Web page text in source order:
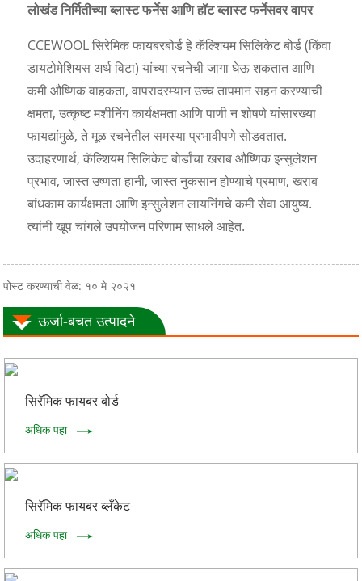
लोखंड निर्मितीच्या ब्लास्ट फर्नेस आणि हॉट ब्लास्ट फर्नेसवर वापर
CCEWOOL सिरेमिक फायबरबोर्ड हे कॅल्शियम सिलिकेट बोर्ड (किंवा
डायटोमेशियस अर्थ विटा) यांच्या रचनेची जागा घेऊ शकतात आणि
कमी औष्णिक वाहकता, वापरादरम्यान उच्च तापमान सहन करण्याची
क्षमता, उत्कृष्ट मशीनिंग कार्यक्षमता आणि पाणी न शोषणे यांसारख्या
फायद्यांमुळे, ते मूळ रचनेतील समस्या प्रभावीपणे सोडवतात.
उदाहरणार्थ, कॅल्शियम सिलिकेट बोर्डांचा खराब औष्णिक इन्सुलेशन
प्रभाव, जास्त उष्णता हानी, जास्त नुकसान होण्याचे प्रमाण, खराब
बांधकाम कार्यक्षमता आणि इन्सुलेशन लायनिंगचे कमी सेवा आयुष्य.
त्यांनी खूप चांगले उपयोजन परिणाम साधले आहेत.
पोस्ट करण्याची वेळ: १० मे २०२१
ऊर्जा-बचत उत्पादने
सिरॅमिक फायबर बोर्ड
अधिक पहा
सिरॅमिक फायबर ब्लँकेट
अधिक पहा